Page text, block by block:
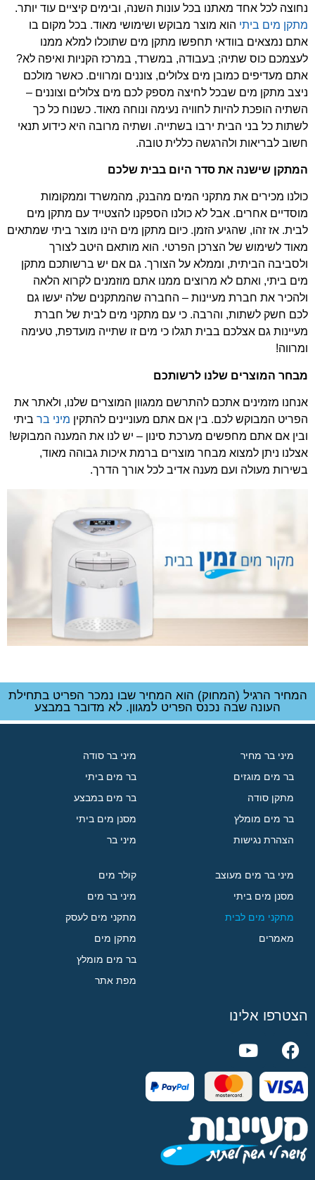
נחוצה לכל אחד מאתנו בכל עונות השנה, ובימים קיציים עוד יותר.
מתקן מים ביתי הוא מוצר מבוקש ושימושי מאוד. בכל מקום בו
אתם נמצאים בוודאי תחפשו מתקן מים שתוכלו למלא ממנו
לעצמכם כוס שתיה; בעבודה, במשרד, במרכז הקניות ואיפה לא?
אתם מעדיפים כמובן מים צלולים, צוננים ומרווים. כאשר מולכם
ניצב מתקן מים שבכל לחיצה מספק לכם מים צלולים וצוננים –
השתיה הופכת להיות לחוויה נעימה ונוחה מאוד. כשנוח כל כך
לשתות כל בני הבית ירבו בשתייה. ושתיה מרובה היא כידוע תנאי
חשוב לבריאות ולהרגשה כללית טובה.
המתקן שישנה את סדר היום בבית שלכם
כולנו מכירים את מתקני המים מהבנק, מהמשרד וממקומות
מוסדיים אחרים. אבל לא כולנו הספקנו להצטייד עם מתקן מים
לבית. אז זהו, שהגיע הזמן. כיום מתקן מים הינו מוצר ביתי שמתאים
מאוד לשימוש של הצרכן הפרטי. הוא מותאם היטב לצורך
ולסביבה הביתית, וממלא על הצורך. גם אם יש ברשותכם מתקן
מים ביתי, ואתם לא מרוצים ממנו אתם מוזמנים לקרוא הלאה
ולהכיר את חברת מעיינות – החברה שהמתקנים שלה יעשו גם
לכם חשק לשתות, והרבה. כי עם מתקני מים לבית של חברת
מעיינות גם אצלכם בבית תגלו כי מים זו שתייה מועדפת, טעימה
ומרווה!
מבחר המוצרים שלנו לרשותכם
אנחנו מזמינים אתכם להתרשם ממגוון המוצרים שלנו, ולאתר את
הפריט המבוקש לכם. בין אם אתם מעוניינים להתקין מיני בר ביתי
ובין אם אתם מחפשים מערכת סינון – יש לנו את המענה המבוקש!
אצלנו ניתן למצוא מבחר מוצרים ברמת איכות גבוהה מאוד,
בשירות מעולה ועם מענה אדיב לכל אורך הדרך.
המחיר הרגיל (המחוק) הוא המחיר שבו נמכר הפריט בתחילת
העונה שבה נכנס הפריט למגוון. לא מדובר במבצע
מיני בר מחיר
בר מים מוגזים
מתקן סודה
בר מים מומלץ
הצהרת נגישות
מיני בר סודה
בר מים ביתי
בר מים במבצע
מסנן מים ביתי
מיני בר
מיני בר מים מעוצב
מסנן מים ביתי
מתקני מים לבית
מאמרים
קולר מים
מיני בר מים
מתקני מים לעסק
מתקן מים
בר מים מומלץ
מפת אתר
הצטרפו אלינו